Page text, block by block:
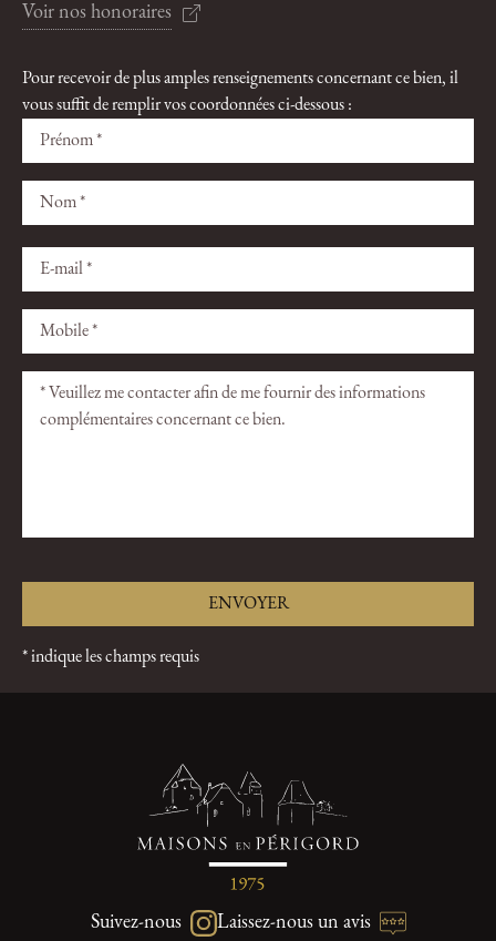
Voir nos honoraires
Pour recevoir de plus amples renseignements concernant ce bien, il
vous suffit de remplir vos coordonnées ci-dessous :
ce
champ
Veuillez
ce
champ
* indique les champs requis
Suivez-nous Laissez-nous un avis